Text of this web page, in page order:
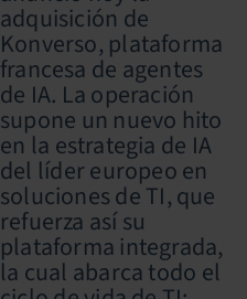
adquisición de
Konverso, plataforma
francesa de agentes
de IA. La operación
supone un nuevo hito
en la estrategia de IA
del líder europeo en
soluciones de TI, que
refuerza así su
plataforma integrada,
la cual abarca todo el